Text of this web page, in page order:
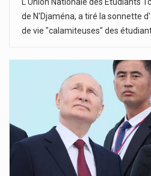
L'Union Nationale des Étudiants
de N'Djaména, a tiré la sonnette
de vie "calamiteuses" des